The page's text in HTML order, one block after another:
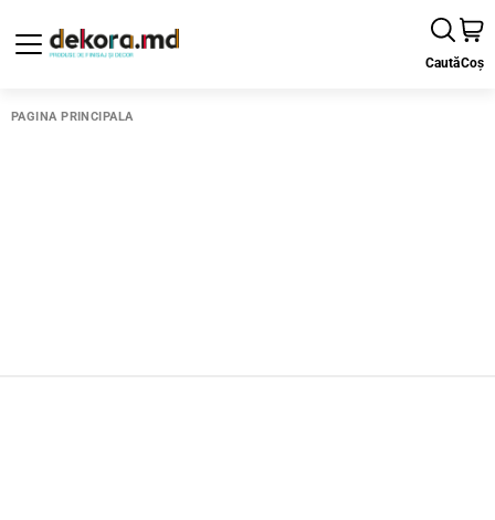
CautăCoș
PAGINA PRINCIPALĂ